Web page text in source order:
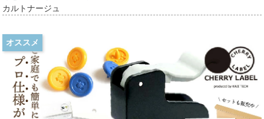
カルトナージュ
オススメ